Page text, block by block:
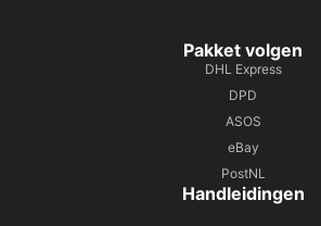
Pakket volgen
DHL Express
DPD
ASOS
eBay
PostNL
Handleidingen